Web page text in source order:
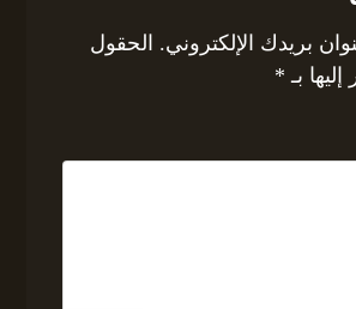
بريدك الإلكتروني. الحقول
بـ *